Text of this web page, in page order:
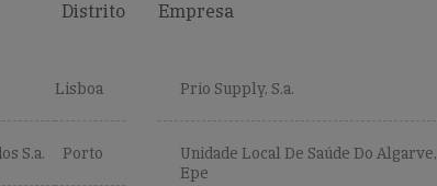
Distrito
Lisboa
S.a. Porto
Empresa
Prio Supply, S.a.
Unidade Local De Saúde Do Algarve,
Epe